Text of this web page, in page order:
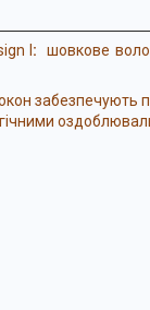
I : шовкове
забезпечують